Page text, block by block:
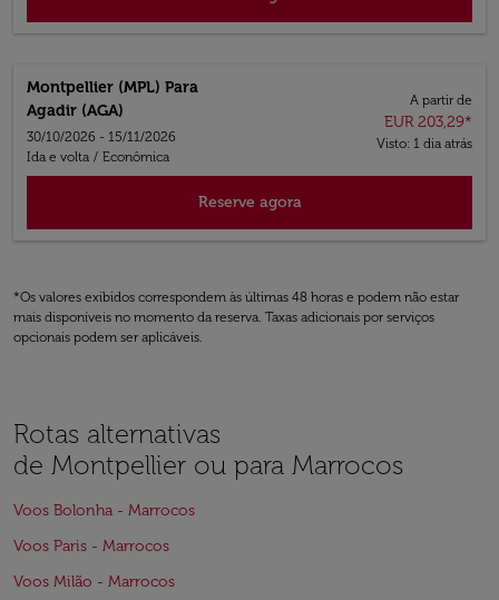
Montpellier (MPL) Para
Agadir (AGA)
30/10/2026 - 15/11/2026
Ida e volta / Econômica
A partir de
EUR 203,29*
Visto: 1 dia atrás
Reserve agora
*Os valores exibidos correspondem às últimas 48 horas e podem não estar
mais disponíveis no momento da reserva. Taxas adicionais por serviços
opcionais podem ser aplicáveis.
Rotas alternativas
de Montpellier ou para Marrocos
Voos Bolonha - Marrocos
Voos Paris - Marrocos
Voos Milão - Marrocos